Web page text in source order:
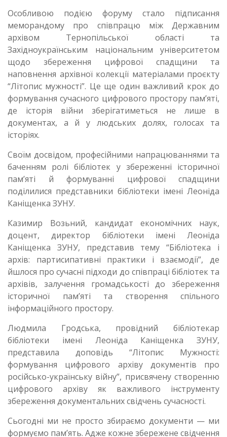
Особливою подією форуму стало підписання
меморандому про співпрацю між Державним
архівом Тернопільської області та
Західноукраїнським національним університетом
щодо збереження цифрової спадщини та
наповнення архівної колекції матеріалами проєкту
“Літопис мужності”. Це ще один важливий крок до
формування сучасного цифрового простору пам’яті,
де історія війни зберігатиметься не лише в
документах, а й у людських долях, голосах та
історіях.
Своїм досвідом, професійними напрацюваннями та
баченням ролі бібліотек у збереженні історичної
пам’яті й формуванні цифрової спадщини
поділилися представники бібліотеки імені Леоніда
Каніщенка ЗУНУ.
Казимир Возьний, кандидат економічних наук,
доцент, директор бібліотеки імені Леоніда
Каніщенка ЗУНУ, представив тему “Бібліотека і
архів: партисипативні практики і взаємодії”, де
йшлося про сучасні підходи до співпраці бібліотек та
архівів, залучення громадськості до збереження
історичної пам’яті та створення спільного
інформаційного простору.
Людмила Гродська, провідний бібліотекар
бібліотеки імені Леоніда Каніщенка ЗУНУ,
представила доповідь “Літопис Мужності:
формування цифрового архіву документів про
російсько-українську війну”, присвячену створенню
цифрового архіву як важливого інструменту
збереження документальних свідчень сучасності.
Сьогодні ми не просто збираємо документи — ми
формуємо пам’ять. Адже кожне збережене свідчення